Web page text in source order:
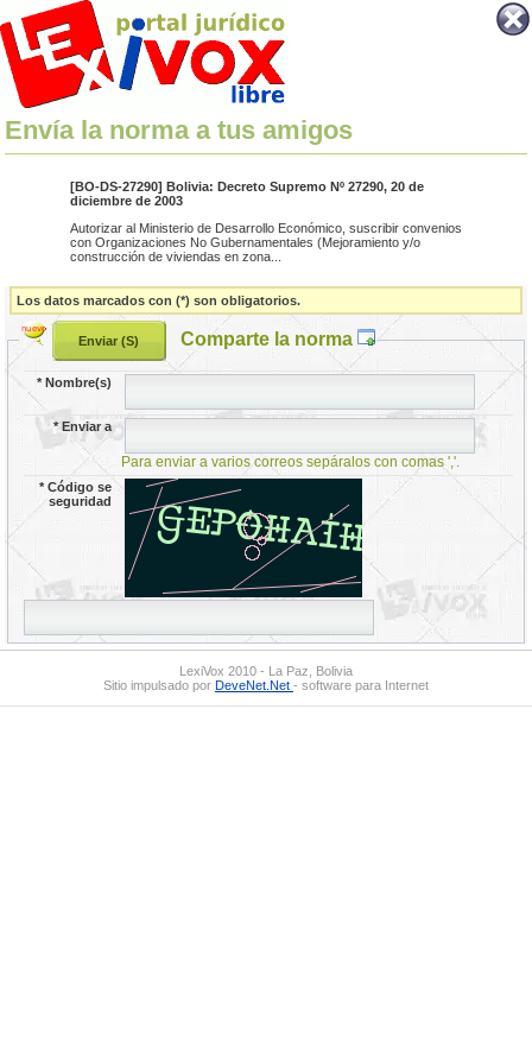
Envía la norma a tus amigos
[BO-DS-27290] Bolivia: Decreto Supremo Nº 27290, 20 de
diciembre de 2003
Autorizar al Ministerio de Desarrollo Económico, suscribir convenios
con Organizaciones No Gubernamentales (Mejoramiento y/o
construcción de viviendas en zona...
Los datos marcados con (*) son obligatorios.
Comparte la norma
*Nombre(s)
*Enviar a
Para enviar a varios correos sepáralos con comas ','.
*Código se
seguridad
LexiVox 2010 - La Paz, Bolivia
Sitio impulsado por DeveNet.Net - software para Internet